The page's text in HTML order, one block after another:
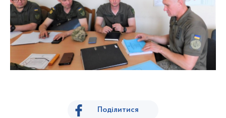
Поділитися